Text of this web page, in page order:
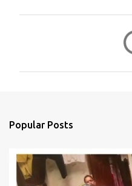
s
Popular Posts